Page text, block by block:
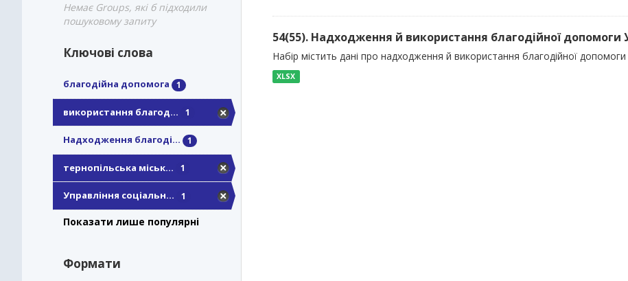
Немає Groups, які б підходили
пошуковому запиту
Ключові слова
благодійна допомога 1
використання благод... 1
Надходження благоді... 1
тернопільська міськ... 1
Управління соціальн... 1
Показати лише популярні
Формати
54(55). Надходження й використання благодійної допомоги
Набір містить дані про надходження й використання благодійної допомоги
XLSX